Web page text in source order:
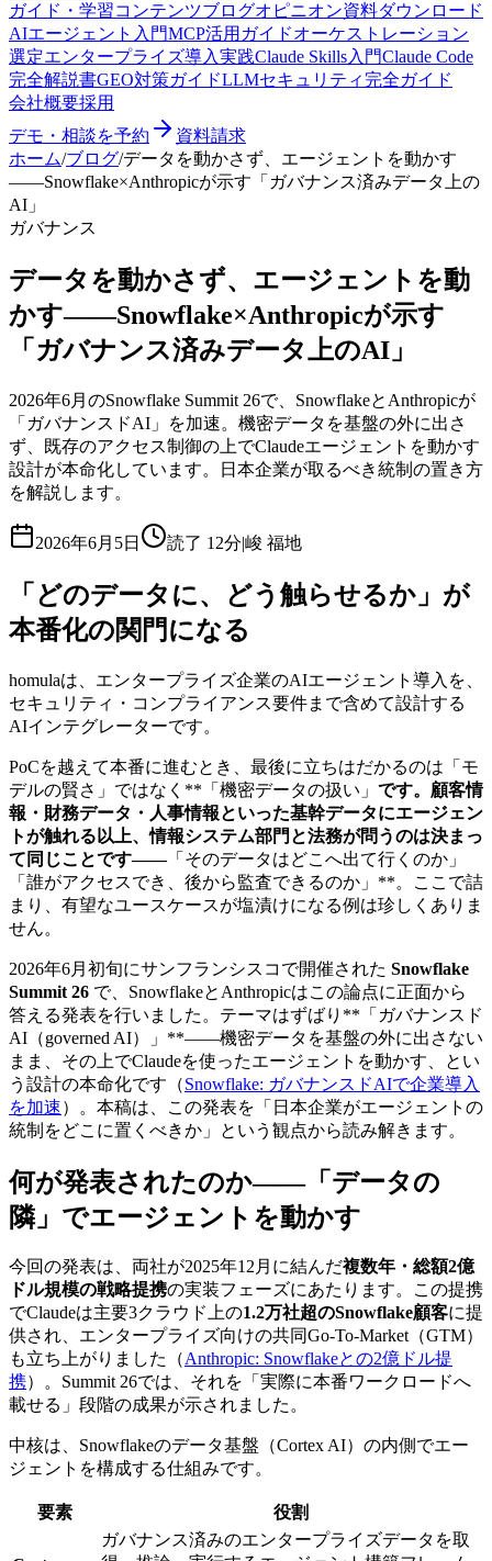
ガイド・学習コンテンツブログオピニオン資料ダウンロード
AIエージェント入門MCP活用ガイドオーケストレーション
選定エンタープライズ導入実践Claude Skills入門Claude Code
完全解説書GEO対策ガイドLLMセキュリティ完全ガイド
会社概要採用
デモ・相談を予約
資料請求
ホーム/ブログ/データを動かさず、エージェントを動かす
——Snowflake×Anthropicが示す「ガバナンス済みデータ上の
AI」
ガバナンス
データを動かさず、エージェントを動
かす——Snowflake×Anthropicが示す
「ガバナンス済みデータ上のAI」
2026年6月のSnowflake Summit 26で、SnowflakeとAnthropicが
「ガバナンスドAI」を加速。機密データを基盤の外に出さ
ず、既存のアクセス制御の上でClaudeエージェントを動かす
設計が本命化しています。日本企業が取るべき統制の置き方
を解説します。
2026年6月5日 読了 12分|峻 福地
「どのデータに、どう触らせるか」が
本番化の関門になる
homulaは、エンタープライズ企業のAIエージェント導入を、
セキュリティ・コンプライアンス要件まで含めて設計する
AIインテグレーターです。
PoCを越えて本番に進むとき、最後に立ちはだかるのは「モ
デルの賢さ」ではなく**「機密データの扱い」 です。顧客情
報・財務データ・人事情報といった基幹データにエージェン
トが触れる以上、情報システム部門と法務が問うのは決まっ
て同じことです——「そのデータはどこへ出て行くのか」
「誰がアクセスでき、後から監査できるのか」**。ここで詰
まり、有望なユースケースが塩漬けになる例は珍しくありま
せん。
2026年6月初旬にサンフランシスコで開催された Snowflake
Summit 26 で、SnowflakeとAnthropicはこの論点に正面から
答える発表を行いました。テーマはずばり**「ガバナンスド
AI（governed AI）」**——機密データを基盤の外に出さない
まま、その上でClaudeを使ったエージェントを動かす、とい
う設計の本命化です（Snowflake: ガバナンスドAIで企業導入
を加速）。本稿は、この発表を「日本企業がエージェントの
統制をどこに置くべきか」という観点から読み解きます。
何が発表されたのか——「データの
隣」でエージェントを動かす
今回の発表は、両社が2025年12月に結んだ複数年・総額2億
ドル規模の戦略提携の実装フェーズにあたります。この提携
でClaudeは主要3クラウド上の1.2万社超のSnowflake顧客に提
供され、エンタープライズ向けの共同Go-To-Market（GTM）
も立ち上がりました（Anthropic: Snowflakeとの2億ドル提
携）。Summit 26では、それを「実際に本番ワークロードへ
載せる」段階の成果が示されました。
中核は、Snowflakeのデータ基盤（Cortex AI）の内側でエー
ジェントを構成する仕組みです。
要素 役割
ガバナンス済みのエンタープライズデータを取